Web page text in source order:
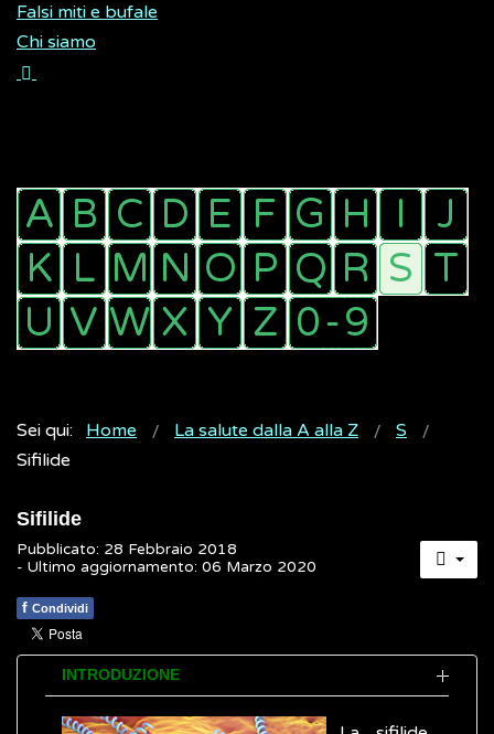
Falsi miti e bufale
Chi siamo
Sei qui: Home La salute dalla A alla Z
S
Sifilide
Sifilide
Pubblicato: 28 Febbraio 2018
- Ultimo aggiornamento: 06 Marzo 2020
f Condividi
INTRODUZIONE